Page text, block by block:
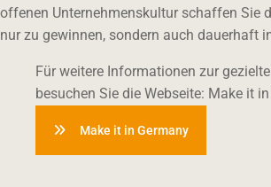
offenen Unternehmenskultur schaffen Sie
nur zu gewinnen, sondern auch dauerhaft
Für weitere Informationen zur
besuchen Sie die Webseite: Make it
Make it in Germany